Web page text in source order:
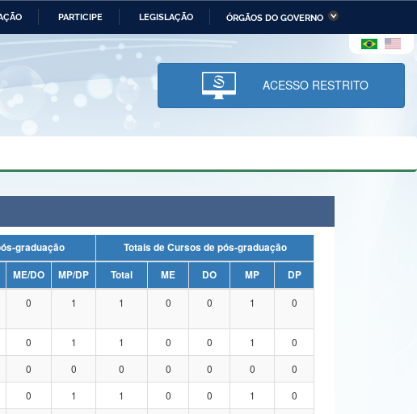
PARTICIPE LEGISLAÇÃO ÓRGÃOS DO GOVERNO
Ministério da Economia Ministério da Infraestrutura
Ministério da Ciência,
Tecnologia, Inovações e
Comunicações
e dos Direitos Humanos
Planalto
ACESSO RESTRITO
de Programas de pós-graduação
Totais de Cursos de pós-graduação
ME/DO MP/DP Total ME DO MP
DP
0 1 1 0 0 1 0
0 1 1 0 0 1
0
0 0 0 0 0 0
0
0 1 1 0 0 1
0